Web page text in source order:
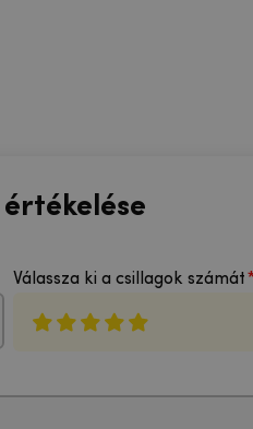
Válassza ki a csillagok számát